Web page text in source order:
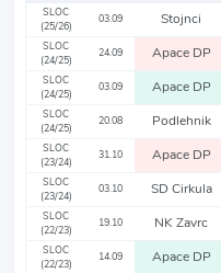
SLOC
(25/26)
03.09 Stojnci
SLOC
(24/25)
24.09 Apace DP
SLOC
(24/25)
03.09 Apace DP
SLOC
(24/25)
20.08 Podlehnik
SLOC
(23/24)
31.10 Apace DP
SLOC
(23/24)
03.10 SD Cirkula
SLOC
(22/23)
19.10 NK Zavrc
SLOC
(22/23)
14.09 Apace DP